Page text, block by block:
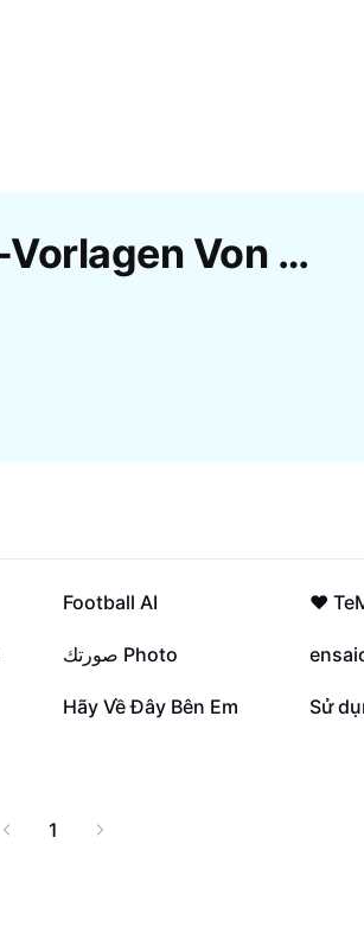
Kostenlose Ghép Ảnh Giống Thật-Vorlagen Von CapCut
351.546
Football AI ❤️
86.802صورتك Photo
2268
Hãy Về Đây Bên Em 1045
Sử
1